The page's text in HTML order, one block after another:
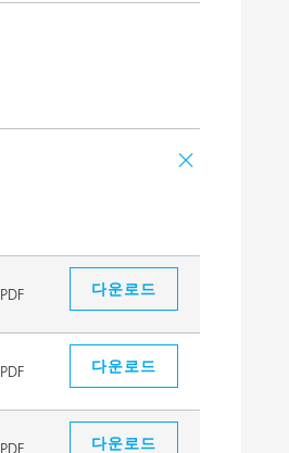
PDF 다운로드
PDF 다운로드
PDF 다운로드